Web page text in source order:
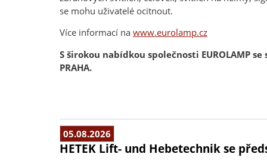
se mohu uživatelé ocitnout.
Více informací na www.eurolamp.cz
S širokou nabídkou společnosti EUROLAMP
PRAHA.
05.08.2026
HETEK Lift- und Hebetechnik se